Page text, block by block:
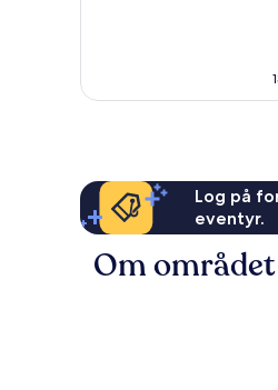
Log på
eventyr.
Om området